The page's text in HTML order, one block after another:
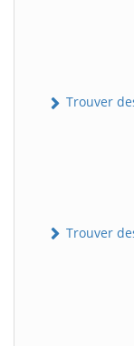
Trouver
Trouver